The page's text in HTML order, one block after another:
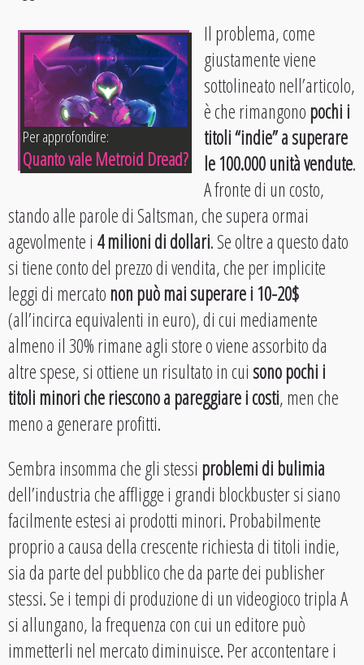
Per approfondire:
Quanto vale Metroid Dread?
Il problema, come
giustamente viene
sottolineato nell’articolo,
è che rimangonopochi i
titoli “indie” a superare
le 100.000 unità vendute.
A fronte di un costo,
stando alle parole di Saltsman, che supera ormai
agevolmente i 4 milioni di dollari. Se oltre a questo dato
si tiene conto del prezzo di vendita, che per implicite
leggi di mercatonon può mai superare i 10-20$
(all’incirca equivalenti in euro), di cui mediamente
almeno il 30% rimane agli store o viene assorbito da
altre spese, si ottiene un risultato in cuisono pochi i
titoli minori che riescono a pareggiare i costi, men che
meno a generare profitti.
Sembra insomma che gli stessi problemi di bulimia
dell’industria che affligge i grandi blockbuster si siano
facilmente estesi ai prodotti minori. Probabilmente
proprio a causa della crescente richiesta di titoli indie,
sia da parte del pubblico che da parte dei publisher
stessi. Se i tempi di produzione di un videogioco tripla A
si allungano, la frequenza con cui un editore può
immetterli nel mercato diminuisce. Per accontentare i